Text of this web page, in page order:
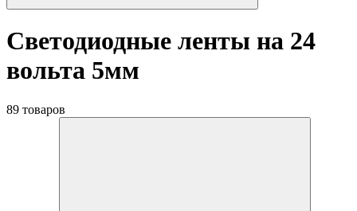
Светодиодные ленты на 24
вольта 5мм
89 товаров